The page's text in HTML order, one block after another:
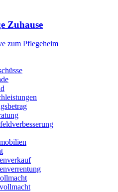
Zuhause
zum Pflegeheim